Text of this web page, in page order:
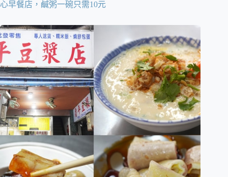
心早餐店，鹹粥一碗只需10元